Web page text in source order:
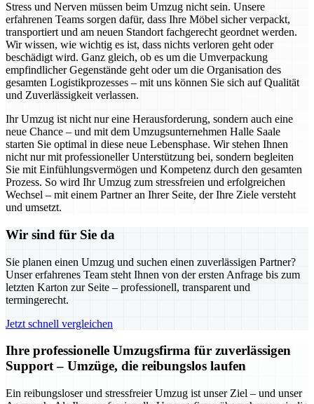
Stress und Nerven müssen beim Umzug nicht sein. Unsere
erfahrenen Teams sorgen dafür, dass Ihre Möbel sicher verpackt,
transportiert und am neuen Standort fachgerecht geordnet werden.
Wir wissen, wie wichtig es ist, dass nichts verloren geht oder
beschädigt wird. Ganz gleich, ob es um die Umverpackung
empfindlicher Gegenstände geht oder um die Organisation des
gesamten Logistikprozesses – mit uns können Sie sich auf Qualität
und Zuverlässigkeit verlassen.
Ihr Umzug ist nicht nur eine Herausforderung, sondern auch eine
neue Chance – und mit dem Umzugsunternehmen Halle Saale
starten Sie optimal in diese neue Lebensphase. Wir stehen Ihnen
nicht nur mit professioneller Unterstützung bei, sondern begleiten
Sie mit Einfühlungsvermögen und Kompetenz durch den gesamten
Prozess. So wird Ihr Umzug zum stressfreien und erfolgreichen
Wechsel – mit einem Partner an Ihrer Seite, der Ihre Ziele versteht
und umsetzt.
Wir sind für Sie da
Sie planen einen Umzug und suchen einen zuverlässigen Partner?
Unser erfahrenes Team steht Ihnen von der ersten Anfrage bis zum
letzten Karton zur Seite – professionell, transparent und
termingerecht.
Jetzt schnell vergleichen
Ihre professionelle Umzugsfirma für zuverlässigen
Support – Umzüge, die reibungslos laufen
Ein reibungsloser und stressfreier Umzug ist unser Ziel – und unser